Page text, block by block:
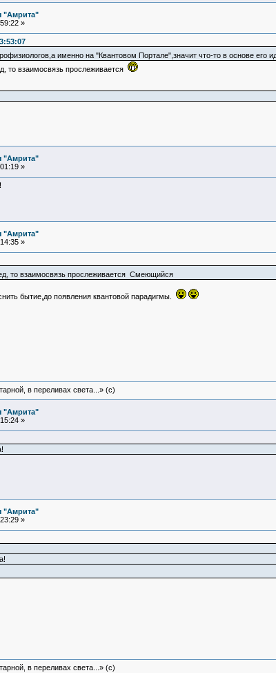
"Амрита"
»
именно на "Квантовом Портале",значит что-то в основе его
то взаимосвязь прослеживается
"Амрита"
»
"Амрита"
»
то взаимосвязь прослеживается Смеющийся
бытие,до появления квантовой парадигмы.
в переливах света...» (c)
"Амрита"
»
"Амрита"
»
в переливах света...» (c)